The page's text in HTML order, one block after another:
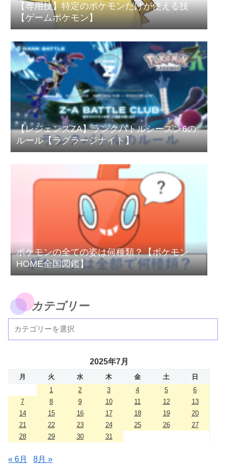
【専用技】特定のポケモンだけが使える技
【ゲームポケモン】
【レジェンズZA】ランクバトルシーズン6の
ルール【ラグラージナイト】
ポケモンの全ての姿は何種類？【ポケモン
HOME全国図鑑】
カテゴリー
2025年7月
月 火 水 木 金 土
日
1
2 3 4 5
6
7
8 9 10 11 12
13
14
15 16 17 18 19
20
21
22 23 24 25 26
27
28
29 30 31
« 6月 8月 »